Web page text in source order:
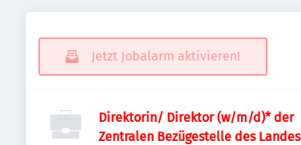
Jetzt Jobalarm aktivieren!
Direktorin/ Direktor (w/m/d)* der
Zentralen Bezügestelle des Landes